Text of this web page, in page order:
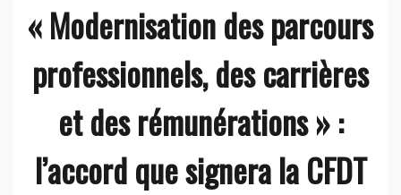
« Modernisation des parcours
professionnels, des carrières
et des rémunérations » :
l’accord que signera la CFDT